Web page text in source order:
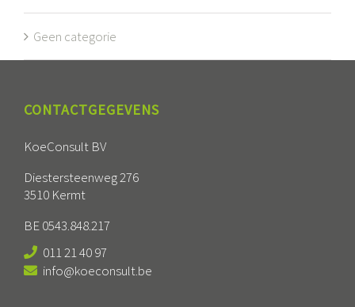
Geen categorie
CONTACTGEGEVENS
KoeConsult BV
Diestersteenweg 276
3510 Kermt
BE 0543.848.217
011 21 40 97
info@koeconsult.be